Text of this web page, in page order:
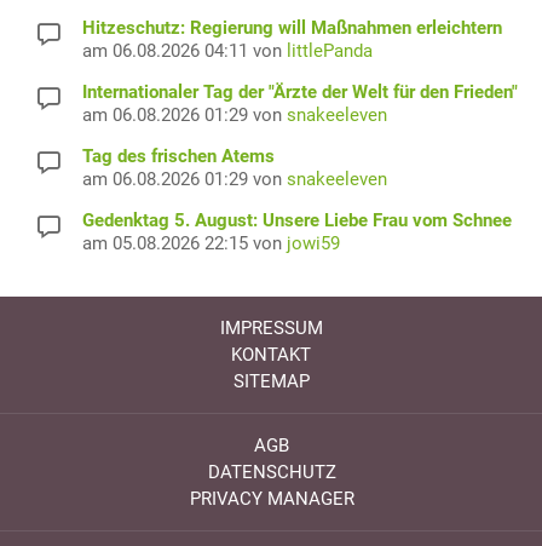
Hitzeschutz: Regierung will Maßnahmen erleichtern
am 06.08.2026 04:11 von littlePanda
Internationaler Tag der "Ärzte der Welt für den Frieden"
am 06.08.2026 01:29 von snakeeleven
Tag des frischen Atems
am 06.08.2026 01:29 von snakeeleven
Gedenktag 5. August: Unsere Liebe Frau vom Schnee
am 05.08.2026 22:15 von jowi59
IMPRESSUM
KONTAKT
SITEMAP
AGB
DATENSCHUTZ
PRIVACY MANAGER